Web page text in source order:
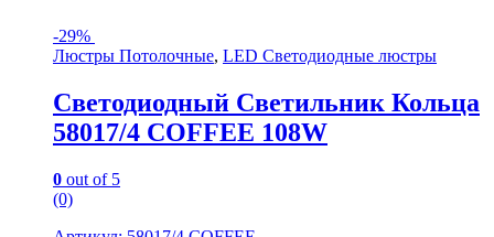
-29%
Люстры Потолочные, LED Светодиодные люстры
Светодиодный Светильник Кольца
58017/4 COFFEE 108W
0 out of 5
(0)